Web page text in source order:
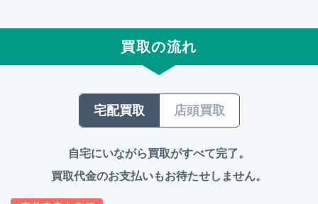
買取の流れ
宅配買取 店頭買取
自宅にいながら買取がすべて完了。
買取代金のお支払いもお待たせしません。